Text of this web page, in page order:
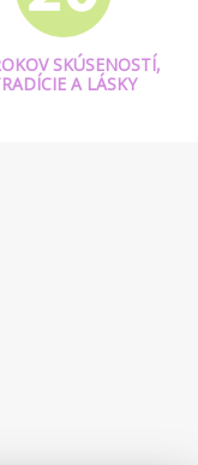
SKÚSENOSTÍ,
A LÁSKY